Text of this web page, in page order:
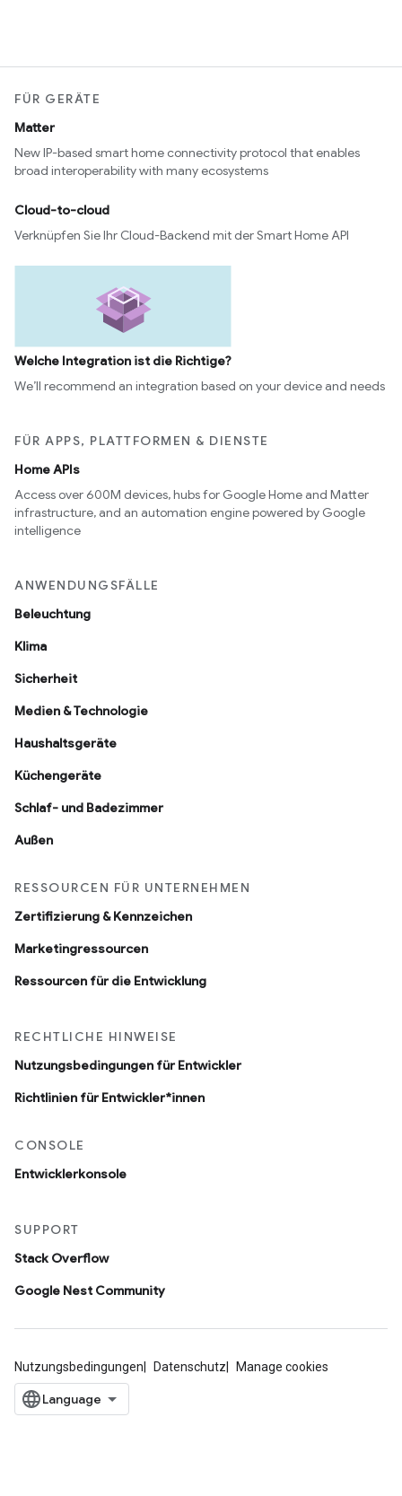
FÜR GERÄTE
Matter
New IP-based smart home connectivity protocol that enables
broad interoperability with many ecosystems
Cloud-to-cloud
Verknüpfen Sie Ihr Cloud-Backend mit der Smart Home API
Welche Integration ist die Richtige?
We’ll recommend an integration based on your device and needs
FÜR APPS, PLATTFORMEN & DIENSTE
Home APIs
Access over 600M devices, hubs for Google Home and Matter
infrastructure, and an automation engine powered by Google
intelligence
ANWENDUNGSFÄLLE
Beleuchtung
Klima
Sicherheit
Medien & Technologie
Haushaltsgeräte
Küchengeräte
Schlaf- und Badezimmer
Außen
RESSOURCEN FÜR UNTERNEHMEN
Zertifizierung & Kennzeichen
Marketingressourcen
Ressourcen für die Entwicklung
RECHTLICHE HINWEISE
Nutzungsbedingungen für Entwickler
Richtlinien für Entwickler*innen
CONSOLE
Entwicklerkonsole
SUPPORT
Stack Overflow
Google Nest Community
Nutzungsbedingungen Datenschutz Manage cookies